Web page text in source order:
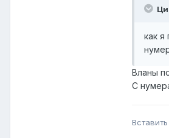
как я
Вланы
С